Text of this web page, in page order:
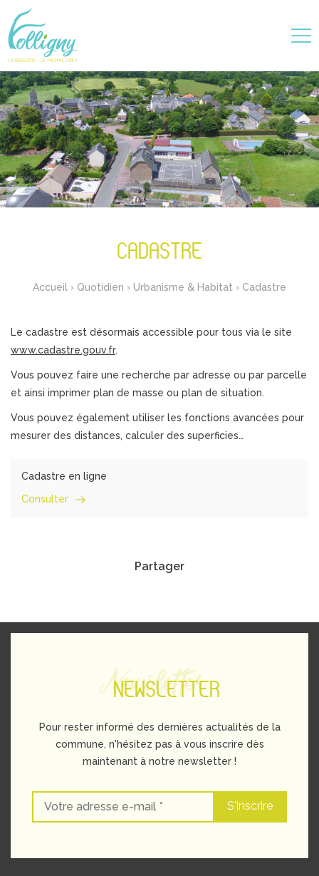
CADASTRE
Accueil › Quotidien › Urbanisme & Habitat › Cadastre
Le cadastre est désormais accessible pour tous via le site
www.cadastre.gouv.fr.
Vous pouvez faire une recherche par adresse ou par parcelle
et ainsi imprimer plan de masse ou plan de situation.
Vous pouvez également utiliser les fonctions avancées pour
mesurer des distances, calculer des superficies…
Cadastre en ligne
Consulter
Partager
Newsletter
NEWSLETTER
Pour rester informé des dernières actualités de la
commune, n'hésitez pas à vous inscrire dès
maintenant à notre newsletter !